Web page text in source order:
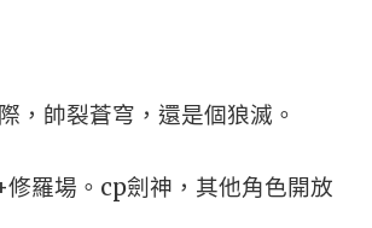
，帥裂蒼穹，還是個狼滅。
羅場。cp劍神，其他角色開放